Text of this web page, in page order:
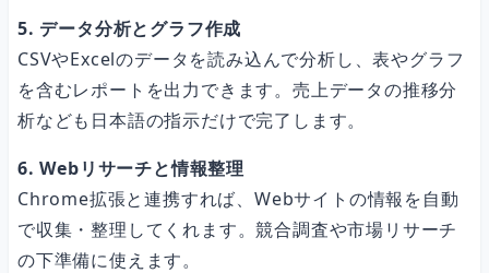
5. データ分析とグラフ作成
CSVやExcelのデータを読み込んで分析し、表やグラフ
を含むレポートを出力できます。売上データの推移分
析なども日本語の指示だけで完了します。
6. Webリサーチと情報整理
Chrome拡張と連携すれば、Webサイトの情報を自動
で収集・整理してくれます。競合調査や市場リサーチ
の下準備に使えます。